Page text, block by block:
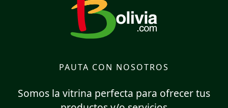
PAUTA CON NOSOTROS
Somos la vitrina perfecta para ofrecer tus